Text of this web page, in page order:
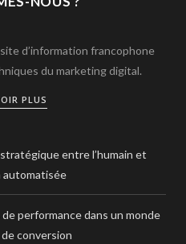
d’information francophone
du marketing digital.
PLUS
entre l’humain et
automatisée
performance dans un monde
conversion